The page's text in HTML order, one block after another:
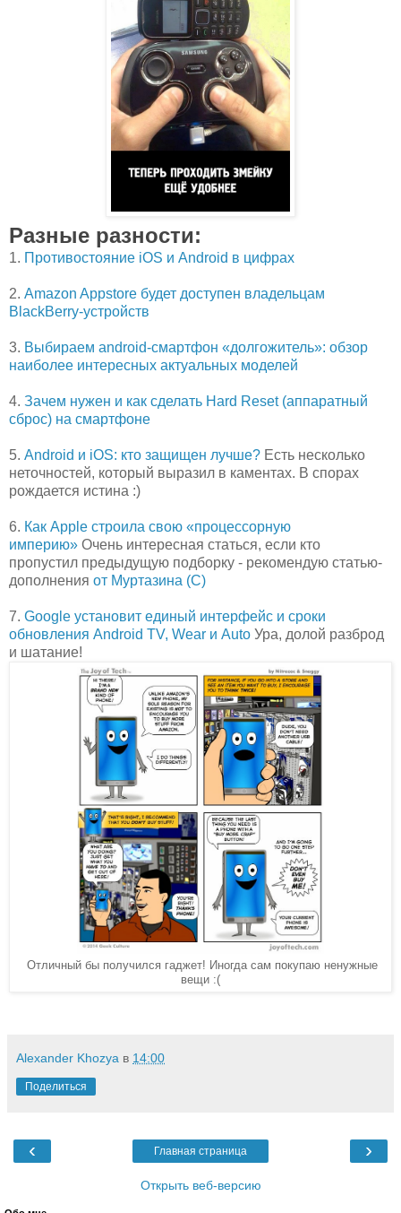
Разные разности:
1. Противостояние iOS и Android в цифрах
2. Amazon Appstore будет доступен владельцам
BlackBerry-устройств
3. Выбираем android-смартфон «долгожитель»: обзор
наиболее интересных актуальных моделей
4. Зачем нужен и как сделать Hard Reset (аппаратный
сброс) на смартфоне
5. Android и iOS: кто защищен лучше? Есть несколько
неточностей, который выразил в каментах. В спорах
рождается истина :)
6. Как Apple строила свою «процессорную
империю» Очень интересная статься, если кто
пропустил предыдущую подборку - рекомендую статью-
дополнения от Муртазина (С)
7. Google установит единый интерфейс и сроки
обновления Android TV, Wear и Auto Ура, долой разброд
и шатание!
Отличный бы получился гаджет! Иногда сам покупаю ненужные
вещи :(
Alexander Khozya в 14:00
Поделиться
‹ ›
Главная страница
Открыть веб-версию